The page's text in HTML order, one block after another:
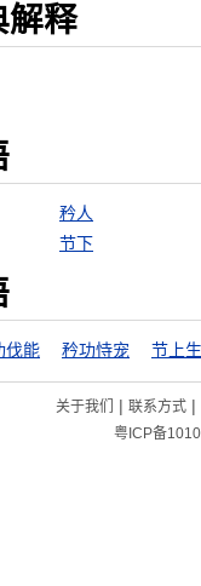
解释
矜人
节下
伐能 矜功恃宠 节上
关于我们 | 联系方式|
粤ICP备